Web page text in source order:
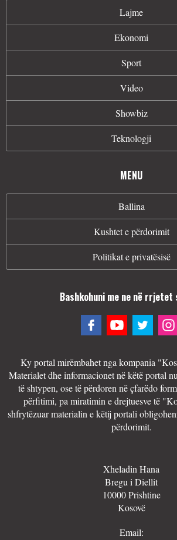
Lajme
Ekonomi
Sport
Video
Showbiz
Teknologji
MENU
Ballina
Kushtet e përdorimit
Politikat e privatësisë
Bashkohuni me ne në rrjetet
Ky portal mirëmbahet nga kompania
Materialet dhe informacionet në këtë portal
të shtypen, ose të përdoren në çfarëdo
përfitimi, pa miratimin e drejtuesve të
shfrytëzuar materialin e këtij portali
përdorimit.
Xheladin Hana
Bregu i Diellit
10000 Prishtine
Kosovë
Email: